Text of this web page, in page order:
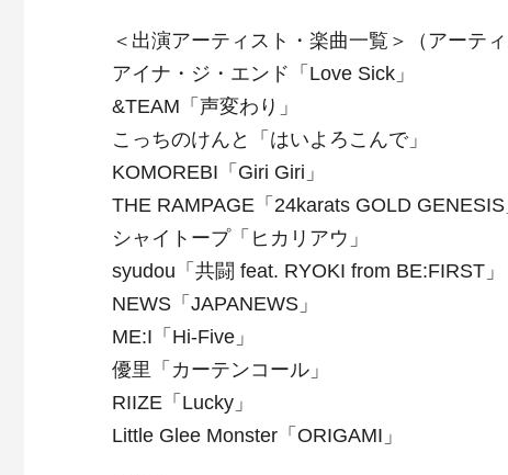
＜出演アーティスト・楽曲一覧＞（アーティ
アイナ・ジ・エンド「Love Sick」
&TEAM「声変わり」
こっちのけんと「はいよろこんで」
KOMOREBI「Giri Giri」
THE RAMPAGE「24karats GOLD GENESIS
シャイトープ「ヒカリアウ」
syudou「共闘 feat. RYOKI from BE:FIRST」
NEWS「JAPANEWS」
ME:I「Hi-Five」
優里「カーテンコール」
RIIZE「Lucky」
Little Glee Monster「ORIGAMI」